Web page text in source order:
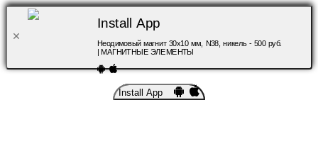
Install App
Неодимовый магнит 30х10 мм, N38, никель - 500 руб.
| МАГНИТНЫЕ ЭЛЕМЕНТЫ
Install App